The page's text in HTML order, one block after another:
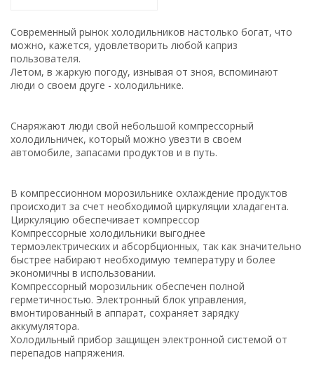
Современный рынок холодильников настолько богат, что
можно, кажется, удовлетворить любой каприз
пользователя.
Летом, в жаркую погоду, изнывая от зноя, вспоминают
люди о своем друге - холодильнике.
Снаряжают люди свой небольшой компрессорный
холодильничек, который можно увезти в своем
автомобиле, запасами продуктов и в путь.
В компрессионном морозильнике охлаждение продуктов
происходит за счет необходимой циркуляции хладагента.
Циркуляцию обеспечивает компрессор
Компрессорные холодильники выгоднее
термоэлектрических и абсорбционных, так как значительно
быстрее набирают необходимую температуру и более
экономичны в использовании.
Компрессорный морозильник обеспечен полной
герметичностью. Электронный блок управления,
вмонтированный в аппарат, сохраняет зарядку
аккумулятора.
Холодильный прибор защищен электронной системой от
перепадов напряжения.